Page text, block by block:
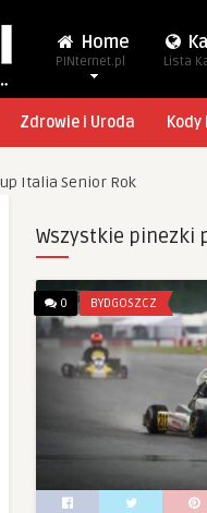
Home
PINternet.pl Lista
Zdrowie i Uroda
Italia Senior Rok
Wszystkie pinezki
0 BYDGOSZCZ